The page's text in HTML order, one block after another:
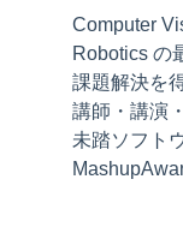
Computer
Robotics の
課題解決を
講師・講演
未踏ソフト